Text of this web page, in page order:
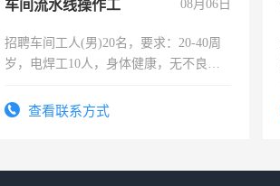
车间流水线操作工 08月06日
招聘车间工人(男)20名，要求：20-40周
岁，电焊工10人，身体健康，无不良嗜
宿，免费发放劳保用品，两班倒，每月
查看联系方式